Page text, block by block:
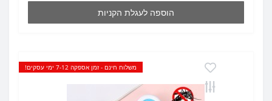
הוספה לעגלת הקניות
משלוח חינם - זמן אספקה 7-12 ימי עסקים!